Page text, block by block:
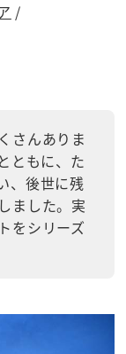
さんありま
ともに、た
、後世に残
ました。実
をシリーズ